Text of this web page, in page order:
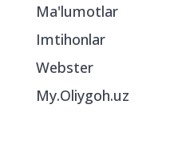
Ma'lumotlar
Imtihonlar
Webster
My.Oliygoh.uz